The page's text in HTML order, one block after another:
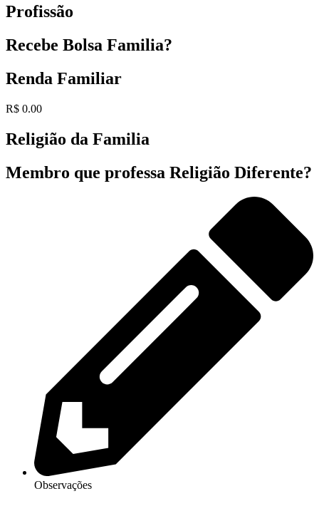
Profissão
Recebe Bolsa Familia?
Renda Familiar
R$ 0.00
Religião da Familia
Membro que professa Religião Diferente?
Observações